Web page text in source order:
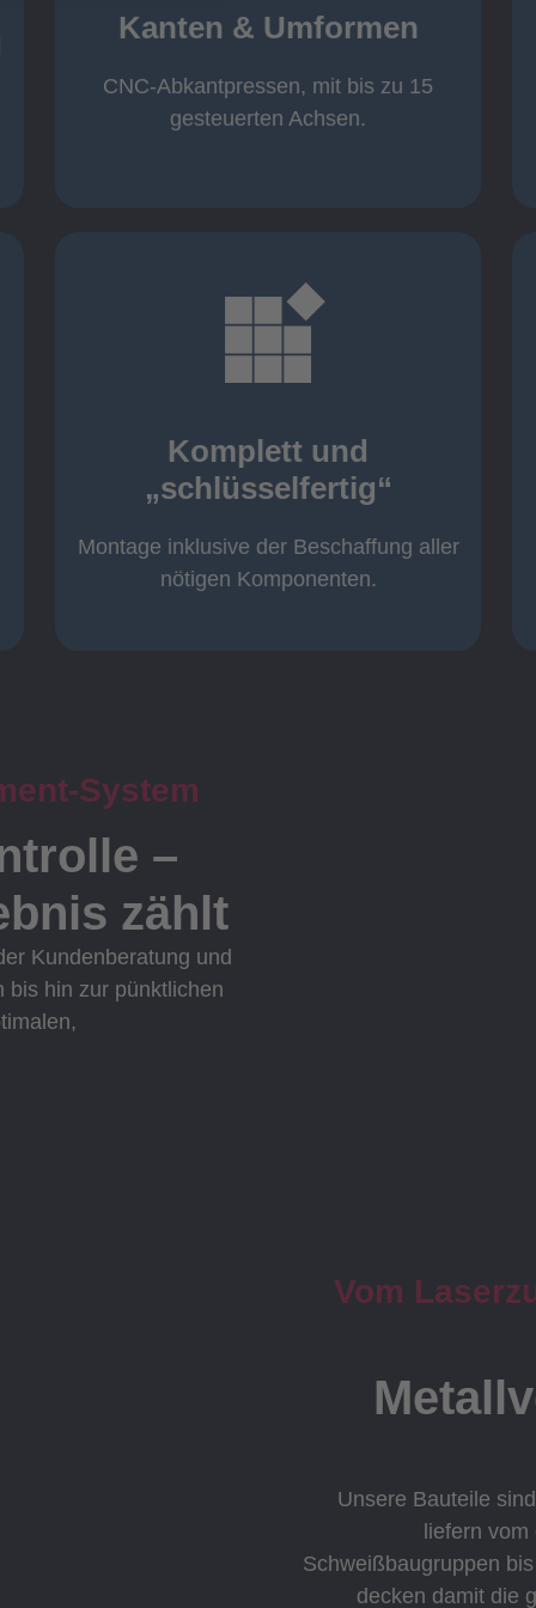
Kanten & Umformen
CNC-Abkantpressen, mit bis zu 15
gesteuerten Achsen.
Kanten & Umformen
von 160 kN bis 4000 kN
von 600 mm bis 4000 mm
Komplett und
„schlüsselfertig“
Montage inklusive der Beschaffung aller
nötigen Komponenten.
Komplett und
„schlüsselfertig“:
Komponenten von Elting
mehr erfahren
System
–
zählt
Kundenberatung und
bis hin zur pünktlichen
Vom
Unsere Bauteile
liefern vom
Schweißbaugruppen
decken damit die